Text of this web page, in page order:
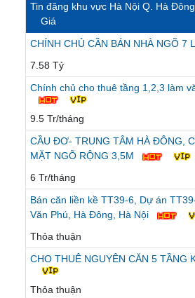
Tin đăng khu vực Hà Nội Q. Hà Đông
Giá
CHÍNH CHỦ CẦN BÁN NHÀ NGÕ 7
7.58 Tỷ
Chính chủ cho thuê tầng 1,2,3 làm
9.5 Tr/tháng
CẦU ĐƠ- TRUNG TÂM HÀ ĐÔNG,
MẶT NGÕ RỘNG 3,5M
6 Tr/tháng
Bán căn liền kề TT39-6, Dự án
Văn Phú, Hà Đông, Hà Nội
Thỏa thuận
CHO THUÊ NGUYÊN CĂN 5 TẦNG
Thỏa thuận